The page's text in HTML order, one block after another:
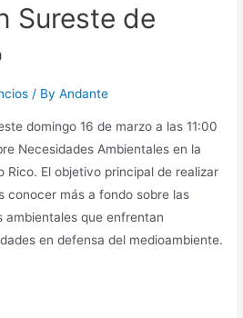
Sureste de
/ ByAndante
domingo 16 de marzo a las 11:00
Necesidades Ambientales en la
Rico. El objetivo principal de realizar
conocer más a fondo sobre las
ambientales que enfrentan
en defensa del medioambiente.